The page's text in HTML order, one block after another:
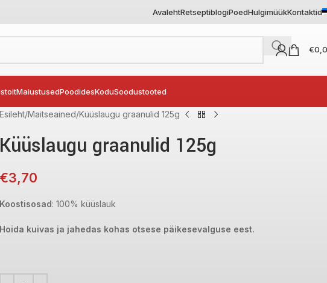
AvalehtRetseptiblogiPoedHulgimüükKontaktid
€
MaiustusedPoodidesKoduSoodustooted
Esileht Maitseained Küüslaugu graanulid 125g
Küüslaugu graanulid 125g
€3,70
Koostisosad: 100% küüslauk
Hoida kuivas ja jahedas kohas otsese päikesevalguse eest.